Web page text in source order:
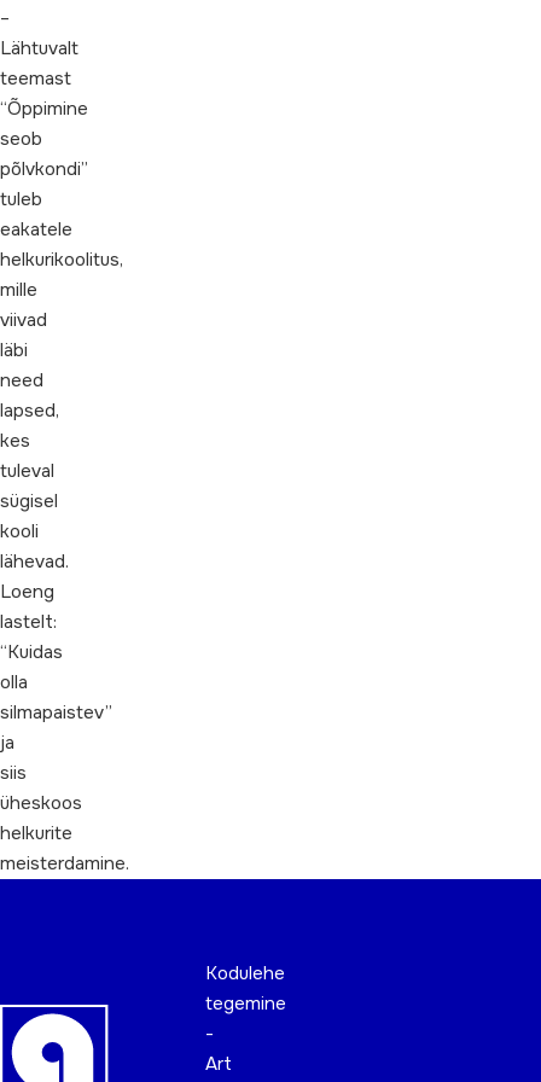
–
Lähtuvalt
teemast
“Õppimine
seob
põlvkondi”
tuleb
eakatele
helkurikoolitus,
mille
viivad
läbi
need
lapsed,
kes
tuleval
sügisel
kooli
lähevad.
Loeng
lastelt:
“Kuidas
olla
silmapaistev”
ja
siis
üheskoos
helkurite
meisterdamine.
Kodulehe
tegemine
-
Art